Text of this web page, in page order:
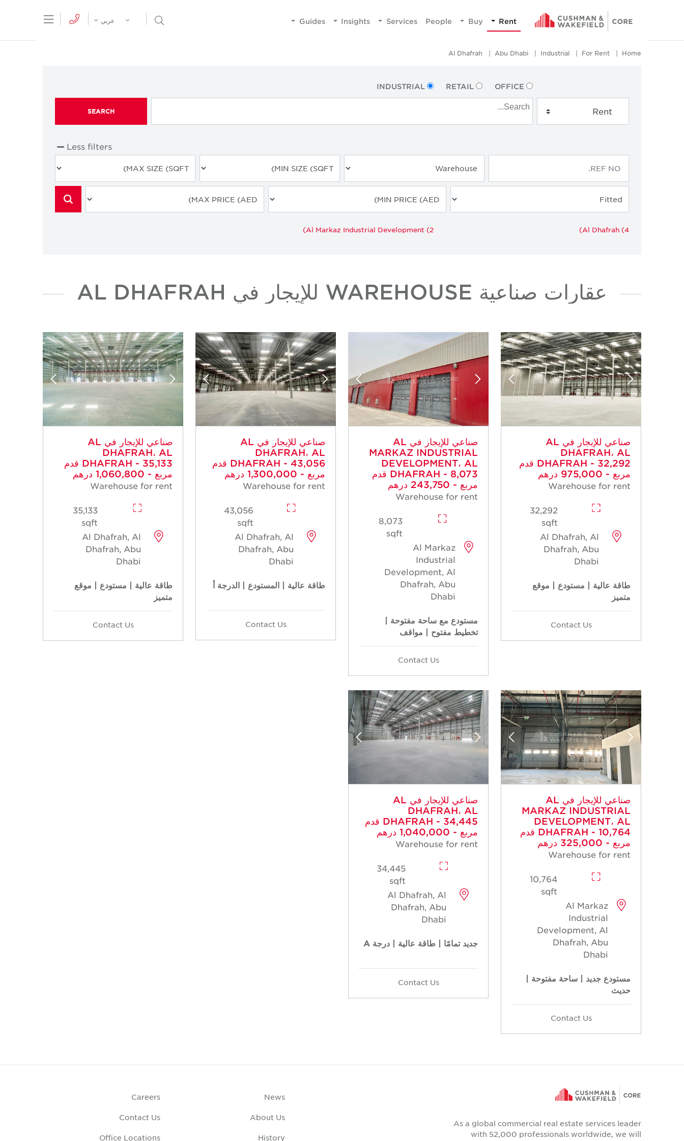
Rent
Buy
People
Services
Insights
Guides
Menu Open Search Menu
عربي
Home
For Rent
Industrial
Abu Dhabi
Al Dhafrah
OFFICE
RETAIL
INDUSTRIAL
SEARCH
Less filters
Al Dhafrah (4)
Al Markaz Industrial Development (2)
عقارات صناعية WAREHOUSE للإيجار في AL DHAFRAH
صناعي للإيجار في AL
DHAFRAH، AL
DHAFRAH - 32,292 قدم
مربع - 975,000 درهم
Warehouse for rent
32,292
sqft
Al Dhafrah, Al
Dhafrah, Abu
Dhabi
طاقة عالية | مستودع | موقع
متميز
Contact Us
صناعي للإيجار في AL
MARKAZ INDUSTRIAL
DEVELOPMENT، AL
DHAFRAH - 8,073 قدم
مربع - 243,750 درهم
Warehouse for rent
8,073
sqft
Al Markaz
Industrial
Development, Al
Dhafrah, Abu
Dhabi
مستودع مع ساحة مفتوحة |
تخطيط مفتوح | مواقف
Contact Us
صناعي للإيجار في AL
DHAFRAH، AL
DHAFRAH - 43,056 قدم
مربع - 1,300,000 درهم
Warehouse for rent
43,056
sqft
Al Dhafrah, Al
Dhafrah, Abu
Dhabi
طاقة عالية | المستودع | الدرجة أ
Contact Us
صناعي للإيجار في AL
DHAFRAH، AL
DHAFRAH - 35,133 قدم
مربع - 1,060,800 درهم
Warehouse for rent
35,133
sqft
Al Dhafrah, Al
Dhafrah, Abu
Dhabi
طاقة عالية | مستودع | موقع
متميز
Contact Us
صناعي للإيجار في AL
MARKAZ INDUSTRIAL
DEVELOPMENT، AL
DHAFRAH - 10,764 قدم
مربع - 325,000 درهم
Warehouse for rent
10,764
sqft
Al Markaz
Industrial
Development, Al
Dhafrah, Abu
Dhabi
مستودع جديد | ساحة مفتوحة |
حديث
Contact Us
صناعي للإيجار في AL
DHAFRAH، AL
DHAFRAH - 34,445 قدم
مربع - 1,040,000 درهم
Warehouse for rent
34,445
sqft
Al Dhafrah, Al
Dhafrah, Abu
Dhabi
جديد تمامًا | طاقة عالية | درجة A
Contact Us
As a global commercial real estate services leader
with 52,000 professionals worldwide, we will
News
About Us
History
Careers
Contact Us
Office Locations